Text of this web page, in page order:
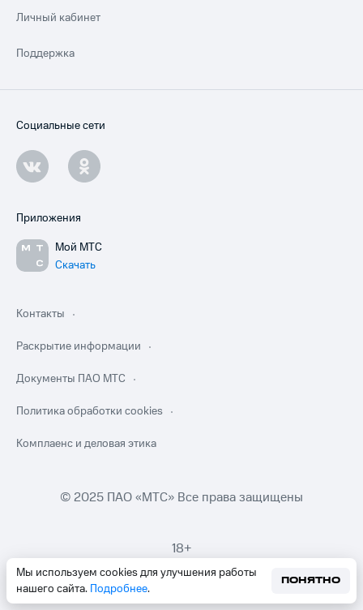
Мы используем cookies для улучшения работы
нашего сайта. Подробнее.
ПОНЯТНО
Личный кабинет
Поддержка
Социальные сети
Приложения
Мой МТС
Скачать
Контакты
Раскрытие информации
Документы ПАО МТС
Политика обработки cookies
Комплаенс и деловая этика
© 2025 ПАО «МТС» Все права защищены
18+